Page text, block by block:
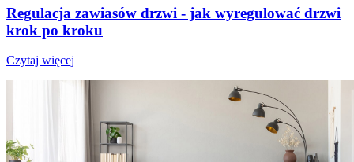
Regulacja zawiasów drzwi - jak wyregulować drzwi
krok po kroku
Czytaj więcej